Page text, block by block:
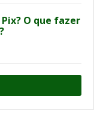
O que fazer